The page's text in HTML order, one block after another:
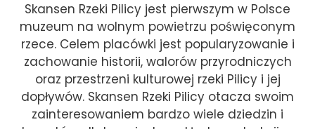
Skansen Rzeki Pilicy jest pierwszym w Polsce
muzeum na wolnym powietrzu poświęconym
rzece. Celem placówki jest popularyzowanie i
zachowanie historii, walorów przyrodniczych
oraz przestrzeni kulturowej rzeki Pilicy i jej
dopływów. Skansen Rzeki Pilicy otacza swoim
zainteresowaniem bardzo wiele dziedzin i